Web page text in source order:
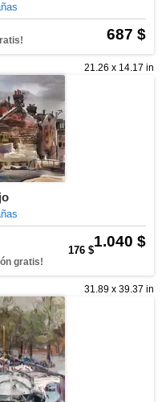
687 $
21.26 x 14.17 in
1.040 $
176 $
gratis!
31.89 x 39.37 in